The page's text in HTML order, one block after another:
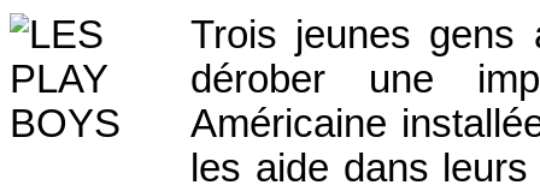
Trois jeunes gens
dérober une
Américaine
les aide dans